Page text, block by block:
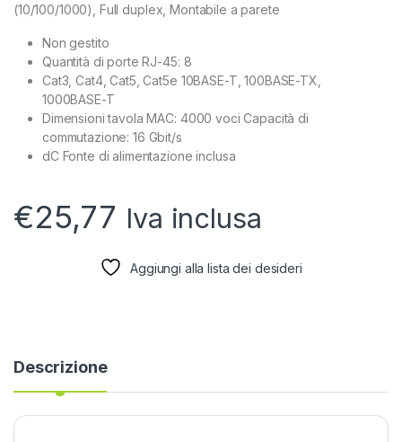
(10/100/1000), Full duplex, Montabile a parete
Non gestito
Quantità di porte RJ-45: 8
Cat3, Cat4, Cat5, Cat5e 10BASE-T, 100BASE-TX,
1000BASE-T
Dimensioni tavola MAC: 4000 voci Capacità di
commutazione: 16 Gbit/s
dC Fonte di alimentazione inclusa
€25,77 Iva inclusa
Aggiungi alla lista dei desideri
Descrizione